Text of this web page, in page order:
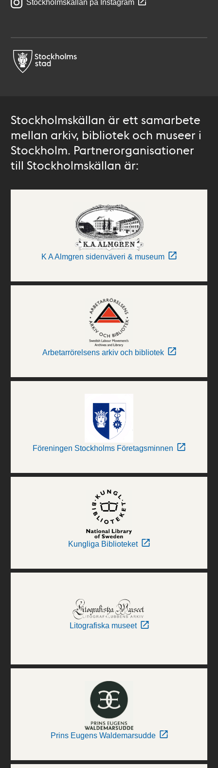
Stockholmskällan på Instagram
Stockholmskällan är ett samarbete
mellan arkiv, bibliotek och museer i
Stockholm. Partnerorganisationer
till Stockholmskällan är:
K A Almgren sidenväveri & museum
Arbetarrörelsens arkiv och bibliotek
Föreningen Stockholms Företagsminnen
Kungliga Biblioteket
Litografiska museet
Prins Eugens Waldemarsudde